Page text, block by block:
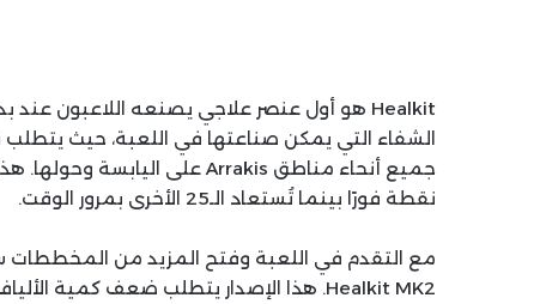
نقطة فورًا بينما تُستعاد الـ25 الأخرى بمرور الوقت.